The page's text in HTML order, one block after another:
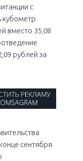
с
кубометр
вместо 35,08
рублей за
сентября